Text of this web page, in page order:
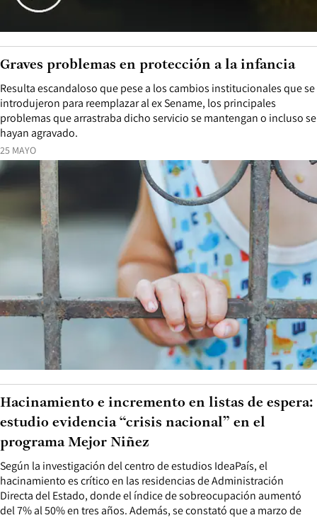
25 MAYO
Resulta escandaloso que pese a los cambios institucionales que se
introdujeron para reemplazar al ex Sename, los principales
problemas que arrastraba dicho servicio se mantengan o incluso se
hayan agravado.
Graves problemas en protección a la infancia
Según la investigación del centro de estudios IdeaPaís, el
hacinamiento es crítico en las residencias de Administración
Directa del Estado, donde el índice de sobreocupación aumentó
del 7% al 50% en tres años. Además, se constató que a marzo de
Hacinamiento e incremento en listas de espera:
estudio evidencia “crisis nacional” en el
programa Mejor Niñez